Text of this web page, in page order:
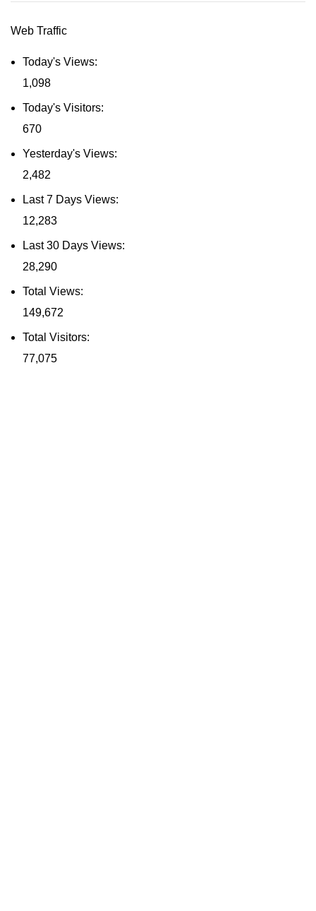
Web Traffic
Today's Views:
1,098
Today's Visitors:
670
Yesterday's Views:
2,482
Last 7 Days Views:
12,283
Last 30 Days Views:
28,290
Total Views:
149,672
Total Visitors:
77,075